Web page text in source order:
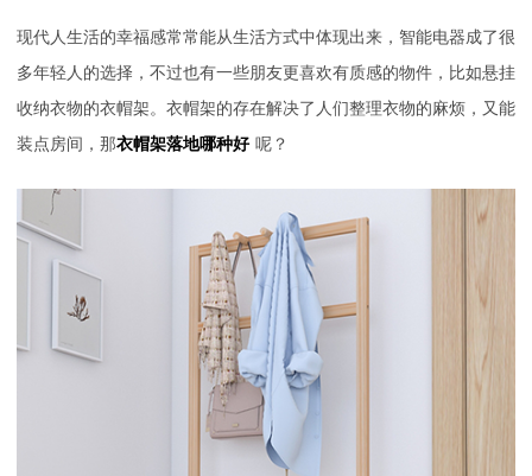
现代人生活的幸福感常常能从生活方式中体现出来，智能电器成了很
多年轻人的选择，不过也有一些朋友更喜欢有质感的物件，比如悬挂
收纳衣物的衣帽架。衣帽架的存在解决了人们整理衣物的麻烦，又能
装点房间，那衣帽架落地哪种好 呢？